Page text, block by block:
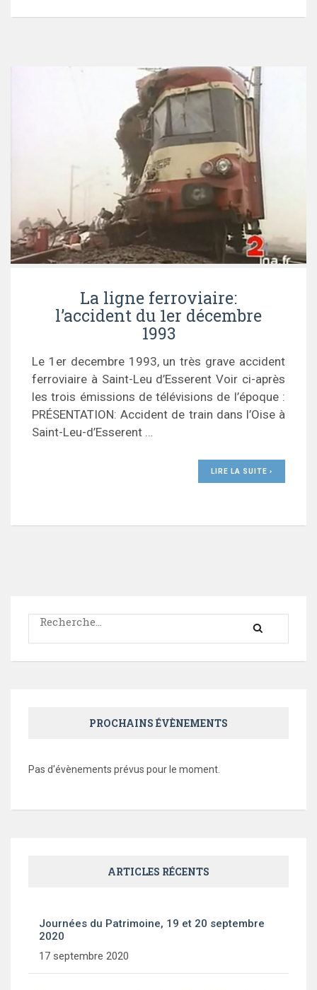
La ligne ferroviaire:
l’accident du 1er décembre
1993
Le 1er decembre 1993, un très grave accident
ferroviaire à Saint-Leu d’Esserent Voir ci-après
les trois émissions de télévisions de l’époque :
PRÉSENTATION: Accident de train dans l’Oise à
Saint-Leu-d’Esserent …
LIRE LA SUITE ›
Rechercher :
PROCHAINS ÉVÈNEMENTS
Pas d'évènements prévus pour le moment.
ARTICLES RÉCENTS
Journées du Patrimoine, 19 et 20 septembre
2020
17 septembre 2020